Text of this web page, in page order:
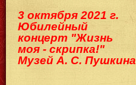
3 октября 2021 г.
Юбилейный
концерт "Жизнь
моя - скрипка!"
Музей А. С. Пушкина